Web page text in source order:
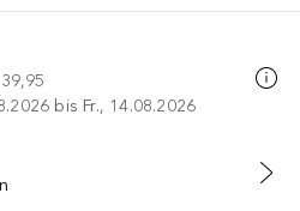
bis Fr., 14.08.2026
WARENKORB